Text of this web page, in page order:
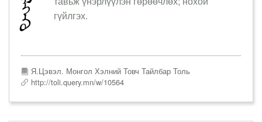
гүйлгэх.
Я.Цэвэл. Монгол Хэлний Товч Тайлбар Толь
http://toli.query.mn/w/10564